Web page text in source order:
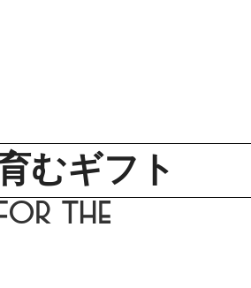
むギフト
the